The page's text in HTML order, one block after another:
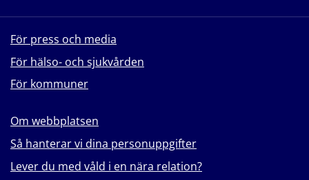
För press och media
För hälso- och sjukvården
För kommuner
Om webbplatsen
Så hanterar vi dina personuppgifter
Lever du med våld i en nära relation?